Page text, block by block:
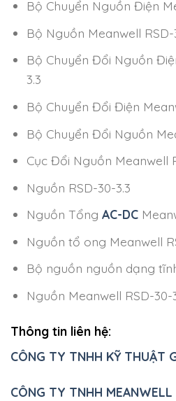
Bộ Chuyển Nguồn Điện
Bộ Nguồn Meanwell RSD-
Bộ Chuyển Đổi Nguồn
3.3
Bộ Chuyển Đổi Điện
Bộ Chuyển Đổi Nguồn
Cục Đổi Nguồn Meanwell
Nguồn RSD-30-3.3
Nguồn Tổng AC-DC
Nguồn tổ ong Meanwell
Bộ nguồn nguồn dạng
Nguồn Meanwell RSD-30-
Thông tin liên hệ:
CÔNG TY TNHH KỸ THUẬT
CÔNG TY TNHH